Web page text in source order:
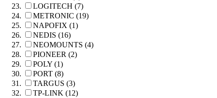
LOGITECH (7)
METRONIC (19)
NAPOFIX (1)
NEDIS (16)
NEOMOUNTS (4)
PIONEER (2)
POLY (1)
PORT (8)
TARGUS (3)
TP-LINK (12)